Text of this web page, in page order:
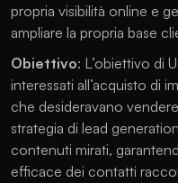
propria visibilità online e
ampliare la propria base
Obiettivo: L’obiettivo di
interessati all’acquisto di
che desideravano
strategia di lead
contenuti mirati,
efficace dei contatti